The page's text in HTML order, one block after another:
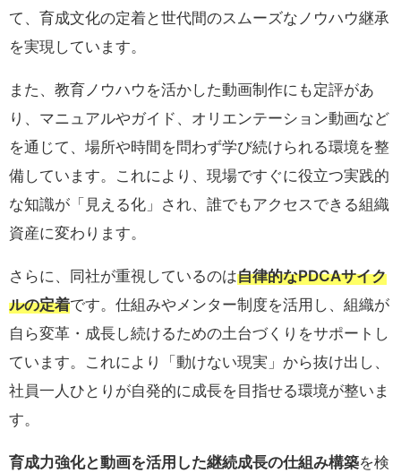
て、育成文化の定着と世代間のスムーズなノウハウ継承
を実現しています。
また、教育ノウハウを活かした動画制作にも定評があ
り、マニュアルやガイド、オリエンテーション動画など
を通じて、場所や時間を問わず学び続けられる環境を整
備しています。これにより、現場ですぐに役立つ実践的
な知識が「見える化」され、誰でもアクセスできる組織
資産に変わります。
さらに、同社が重視しているのは自律的なPDCAサイク
ルの定着です。仕組みやメンター制度を活用し、組織が
自ら変革・成長し続けるための土台づくりをサポートし
ています。これにより「動けない現実」から抜け出し、
社員一人ひとりが自発的に成長を目指せる環境が整いま
す。
育成力強化と動画を活用した継続成長の仕組み構築を検